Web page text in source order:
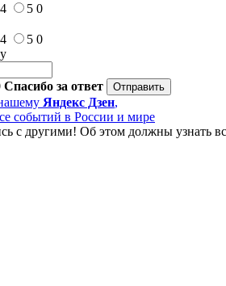
4 5 0
4 5 0
Спасибо за ответ
Яндекс Дзен,
событий в России и мире
с другими! Об этом должны узнать